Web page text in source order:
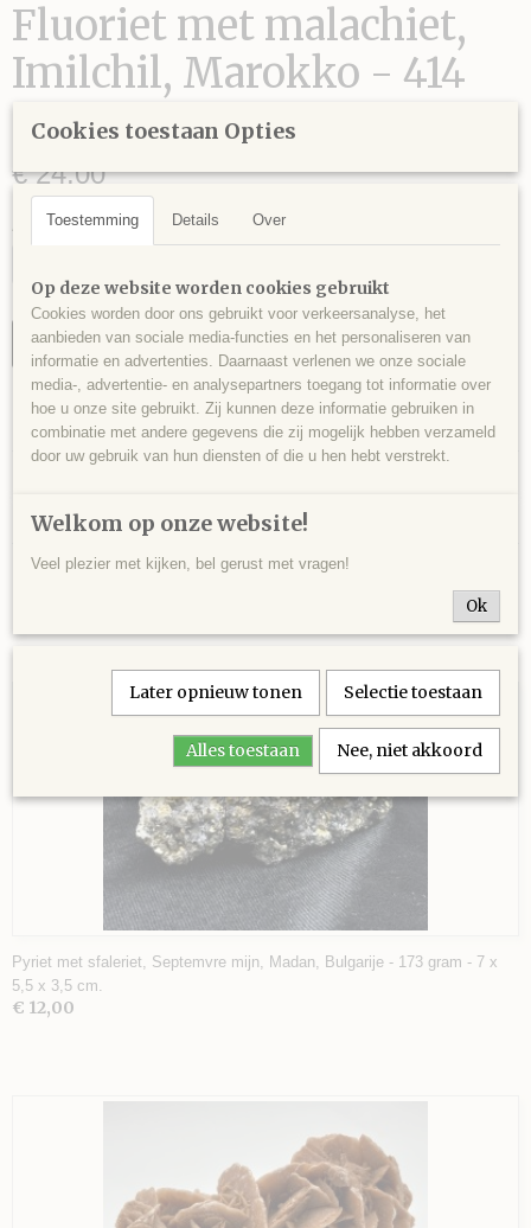
Fluoriet met malachiet,
Imilchil, Marokko - 414
gram - 12 x 7 x 3,5 cm.
€ 24,00
Aantal
IN WINKELWAGEN
Specificaties
Productcode
EAN code
Omschrijving
Fluoriet met malachiet, Imilchil, Marokko - 414 gram - 12 x 7 x 3,5 cm.
Pyriet met sfaleriet, Septemvre mijn, Madan, Bulgarije - 173 gram - 7 x
5,5 x 3,5 cm.
€ 12,00
Cookies toestaan Opties
Toestemming Details Over
Op deze website worden cookies gebruikt
Cookies worden door ons gebruikt voor verkeersanalyse, het
aanbieden van sociale media-functies en het personaliseren van
informatie en advertenties. Daarnaast verlenen we onze sociale
media-, advertentie- en analysepartners toegang tot informatie over
hoe u onze site gebruikt. Zij kunnen deze informatie gebruiken in
combinatie met andere gegevens die zij mogelijk hebben verzameld
door uw gebruik van hun diensten of die u hen hebt verstrekt.
Welkom op onze website!
Veel plezier met kijken, bel gerust met vragen!
Ok
Later opnieuw tonen Selectie toestaan
Alles toestaan Nee, niet akkoord